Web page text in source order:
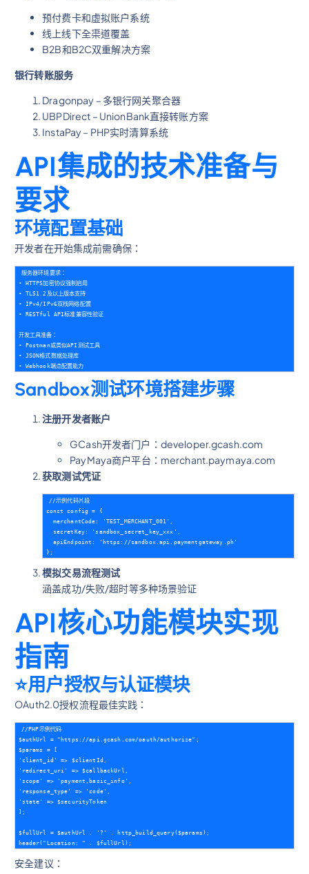
预付费卡和虚拟账户系统
线上线下全渠道覆盖
B2B和B2C双重解决方案
银行转账服务
Dragonpay – 多银行网关聚合器
UBPDirect – UnionBank直接转账方案
InstaPay – PHP实时清算系统
API集成的技术准备与
要求
环境配置基础
开发者在开始集成前需确保：
服务器环境要求：
• HTTPS加密协议强制启用
• TLS1.2及以上版本支持
• IPv4/IPv6双栈网络配置
• RESTful API标准兼容性验证
开发工具准备：
• Postman或类似API测试工具
• JSON格式数据处理库
Sandbox测试环境搭建步骤
注册开发者账户
GCash开发者门户：developer.gcash.com
PayMaya商户平台：merchant.paymaya.com
获取测试凭证
//示例代码片段
const config = {
  merchantCode: 'TEST_MERCHANT_001',
  secretKey: 'sandbox_secret_key_xxx',
  apiEndpoint: 'https://sandbox.api.paymentgateway.ph'
模拟交易流程测试
涵盖成功/失败/超时等多种场景验证
API核心功能模块实现
指南
⭐️用户授权与认证模块
OAuth2.0授权流程最佳实践：
//PHP示例代码
$authUrl = "https://api.gcash.com/oauth/authorize";
$params = [
'client_id' => $clientId,
'redirect_uri' => $callbackUrl,
'scope' => 'payment,basic_info',
'response_type' => 'code',
'state' => $securityToken
];
$fullUrl = $authUrl . '?' . http_build_query($params);
安全建议：